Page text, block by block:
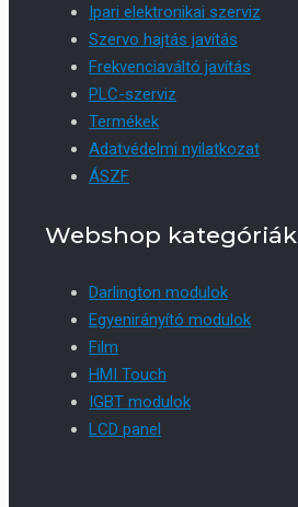
Ipari elektronikai szerviz
Szervo hajtás javítás
Frekvenciaváltó javítás
PLC-szerviz
Termékek
Adatvédelmi nyilatkozat
ÁSZF
Webshop kategóriák
Darlington modulok
Egyenirányító modulok
Film
HMI Touch
IGBT modulok
LCD panel